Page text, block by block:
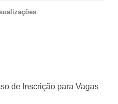
de Inscrição para Vagas